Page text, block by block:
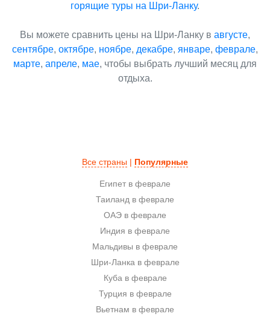
горящие туры на Шри-Ланку.
Вы можете сравнить цены на Шри-Ланку в августе,
сентябре, октябре, ноябре, декабре, январе, феврале,
марте, апреле, мае, чтобы выбрать лучший месяц для
отдыха.
Все страны | Популярные
Египет в феврале
Таиланд в феврале
ОАЭ в феврале
Индия в феврале
Мальдивы в феврале
Шри-Ланка в феврале
Куба в феврале
Турция в феврале
Вьетнам в феврале